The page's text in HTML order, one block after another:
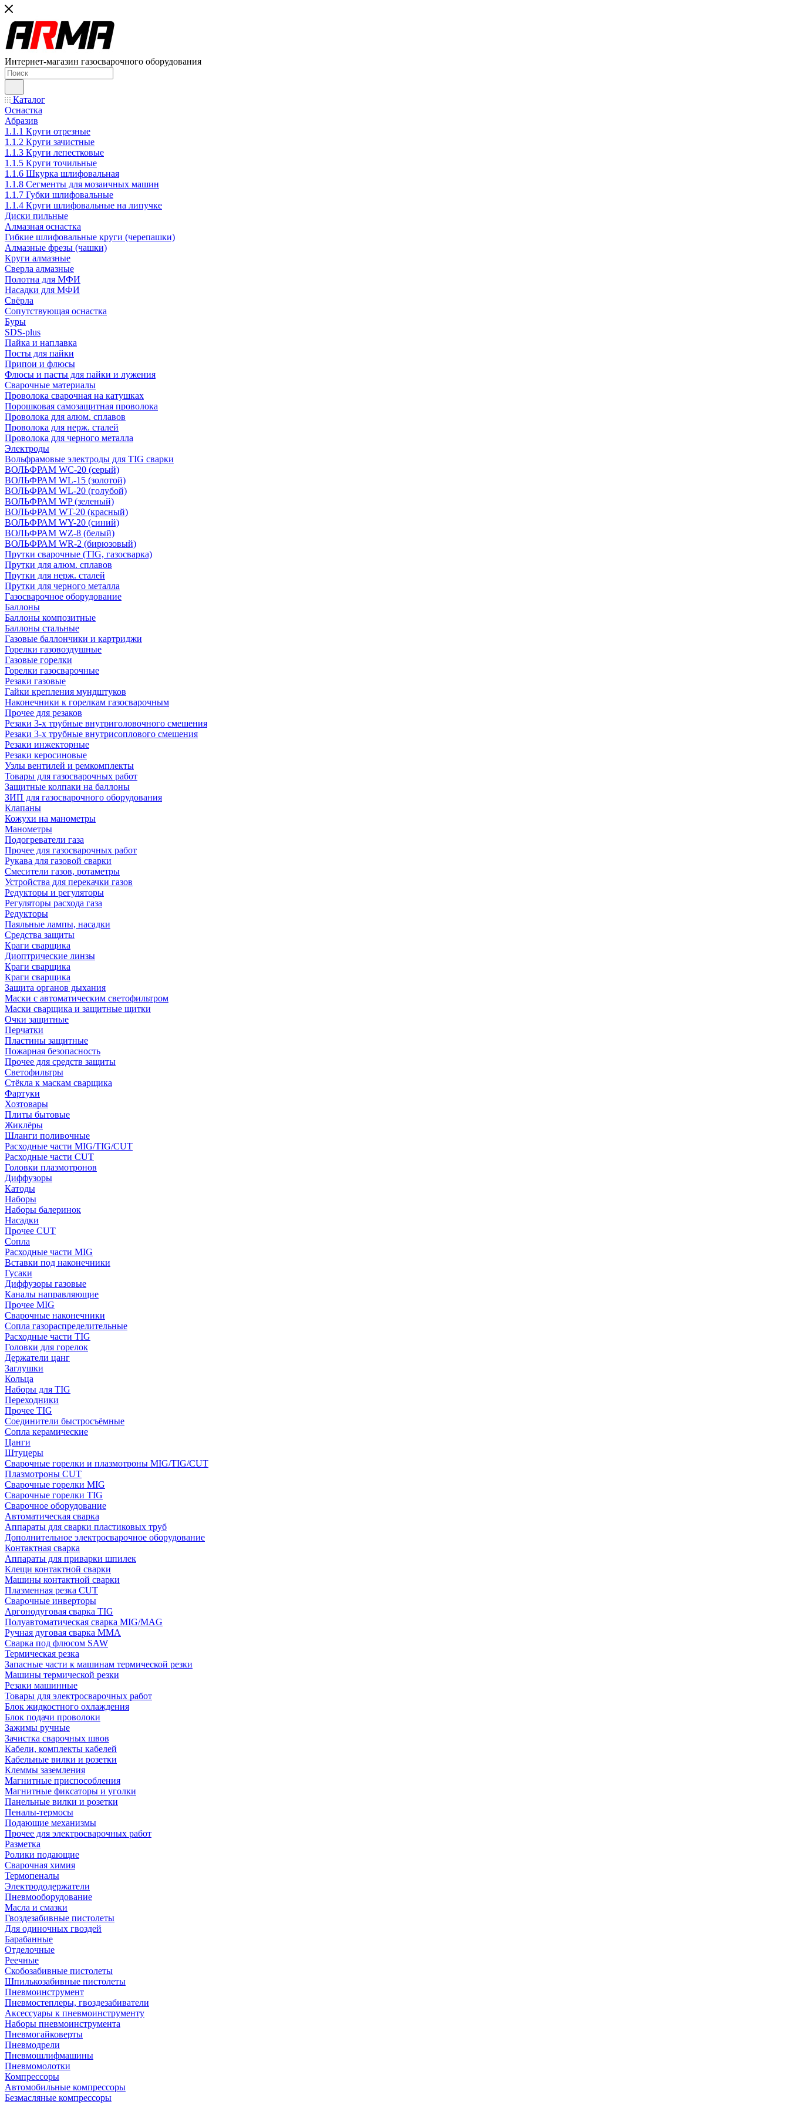
Интернет-магазин газосварочного оборудования
Каталог
Оснастка
Абразив
1.1.1 Круги отрезные
1.1.2 Круги зачистные
1.1.3 Круги лепестковые
1.1.5 Круги точильные
1.1.6 Шкурка шлифовальная
1.1.8 Сегменты для мозаичных машин
1.1.7 Губки шлифовальные
1.1.4 Круги шлифовальные на липучке
Диски пильные
Алмазная оснастка
Гибкие шлифовальные круги (черепашки)
Алмазные фрезы (чашки)
Круги алмазные
Сверла алмазные
Полотна для МФИ
Насадки для МФИ
Свёрла
Сопутствующая оснастка
Буры
SDS-plus
Пайка и наплавка
Посты для пайки
Припои и флюсы
Флюсы и пасты для пайки и лужения
Сварочные материалы
Проволока сварочная на катушках
Порошковая самозащитная проволока
Проволока для алюм. сплавов
Проволока для нерж. сталей
Проволока для черного металла
Электроды
Вольфрамовые электроды для TIG сварки
ВОЛЬФРАМ WC-20 (серый)
ВОЛЬФРАМ WL-15 (золотой)
ВОЛЬФРАМ WL-20 (голубой)
ВОЛЬФРАМ WP (зеленый)
ВОЛЬФРАМ WT-20 (красный)
ВОЛЬФРАМ WY-20 (синий)
ВОЛЬФРАМ WZ-8 (белый)
ВОЛЬФРАМ WR-2 (бирюзовый)
Прутки сварочные (TIG, газосварка)
Прутки для алюм. сплавов
Прутки для нерж. сталей
Прутки для черного металла
Газосварочное оборудование
Баллоны
Баллоны композитные
Баллоны стальные
Газовые баллончики и картриджи
Горелки газовоздушные
Газовые горелки
Горелки газосварочные
Резаки газовые
Гайки крепления мундштуков
Наконечники к горелкам газосварочным
Прочее для резаков
Резаки 3-х трубные внутриголовочного смешения
Резаки 3-х трубные внутрисоплового смешения
Резаки инжекторные
Резаки керосиновые
Узлы вентилей и ремкомплекты
Товары для газосварочных работ
Защитные колпаки на баллоны
ЗИП для газосварочного оборудования
Клапаны
Кожухи на манометры
Манометры
Подогреватели газа
Прочее для газосварочных работ
Рукава для газовой сварки
Смесители газов, ротаметры
Устройства для перекачки газов
Редукторы и регуляторы
Регуляторы расхода газа
Редукторы
Паяльные лампы, насадки
Средства защиты
Краги сварщика
Диоптрические линзы
Краги сварщика
Краги сварщика
Защита органов дыхания
Маски с автоматическим светофильтром
Маски сварщика и защитные щитки
Очки защитные
Перчатки
Пластины защитные
Пожарная безопасность
Прочее для средств защиты
Светофильтры
Стёкла к маскам сварщика
Фартуки
Хозтовары
Плиты бытовые
Жиклёры
Шланги поливочные
Расходные части MIG/TIG/CUT
Расходные части CUT
Головки плазмотронов
Диффузоры
Катоды
Наборы
Наборы балеринок
Насадки
Прочее CUT
Сопла
Расходные части MIG
Вставки под наконечники
Гусаки
Диффузоры газовые
Каналы направляющие
Прочее MIG
Сварочные наконечники
Сопла газораспределительные
Расходные части TIG
Головки для горелок
Держатели цанг
Заглушки
Кольца
Наборы для TIG
Переходники
Прочее TIG
Соединители быстросъёмные
Сопла керамические
Цанги
Штуцеры
Сварочные горелки и плазмотроны MIG/TIG/CUT
Плазмотроны CUT
Сварочные горелки MIG
Сварочные горелки TIG
Сварочное оборудование
Автоматическая сварка
Аппараты для сварки пластиковых труб
Дополнительное электросварочное оборудование
Контактная сварка
Аппараты для приварки шпилек
Клещи контактной сварки
Машины контактной сварки
Плазменная резка CUT
Сварочные инверторы
Аргонодуговая сварка TIG
Полуавтоматическая сварка MIG/MAG
Ручная дуговая сварка MMA
Сварка под флюсом SAW
Термическая резка
Запасные части к машинам термической резки
Машины термической резки
Резаки машинные
Товары для электросварочных работ
Блок жидкостного охлаждения
Блок подачи проволоки
Зажимы ручные
Зачистка сварочных швов
Кабели, комплекты кабелей
Кабельные вилки и розетки
Клеммы заземления
Магнитные приспособления
Магнитные фиксаторы и уголки
Панельные вилки и розетки
Пеналы-термосы
Подающие механизмы
Прочее для электросварочных работ
Разметка
Ролики подающие
Сварочная химия
Термопеналы
Электрододержатели
Пневмооборудование
Масла и смазки
Гвоздезабивные пистолеты
Для одиночных гвоздей
Барабанные
Отделочные
Реечные
Скобозабивные пистолеты
Шпилькозабивные пистолеты
Пневмоинструмент
Пневмостеплеры, гвоздезабиватели
Аксессуары к пневмоинструменту
Наборы пневмоинструмента
Пневмогайковерты
Пневмодрели
Пневмошлифмашины
Пневмомолотки
Компрессоры
Автомобильные компрессоры
Безмасляные компрессоры